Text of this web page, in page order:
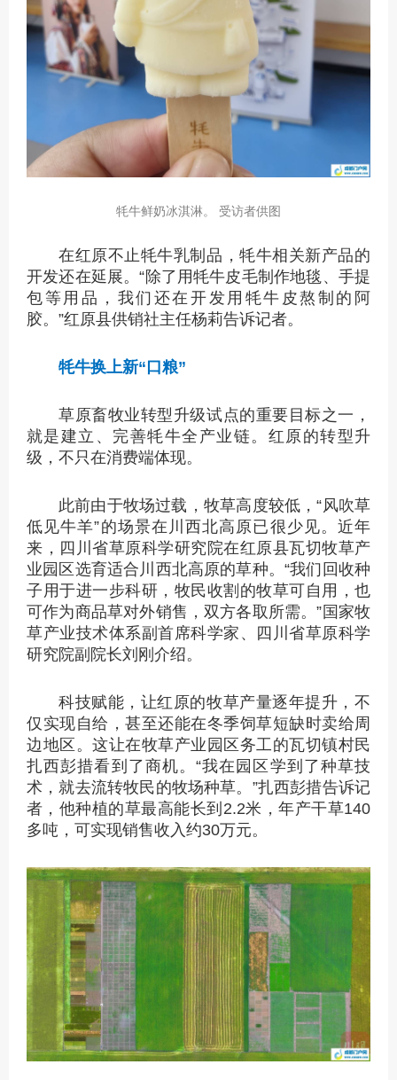
牦牛鲜奶冰淇淋。 受访者供图
在红原不止牦牛乳制品，牦牛相关新产品的
开发还在延展。“除了用牦牛皮毛制作地毯、手提
包等用品，我们还在开发用牦牛皮熬制的阿
胶。”红原县供销社主任杨莉告诉记者。
牦牛换上新“口粮”
草原畜牧业转型升级试点的重要目标之一，
就是建立、完善牦牛全产业链。红原的转型升
级，不只在消费端体现。
此前由于牧场过载，牧草高度较低，“风吹草
低见牛羊”的场景在川西北高原已很少见。近年
来，四川省草原科学研究院在红原县瓦切牧草产
业园区选育适合川西北高原的草种。“我们回收种
子用于进一步科研，牧民收割的牧草可自用，也
可作为商品草对外销售，双方各取所需。”国家牧
草产业技术体系副首席科学家、四川省草原科学
研究院副院长刘刚介绍。
科技赋能，让红原的牧草产量逐年提升，不
仅实现自给，甚至还能在冬季饲草短缺时卖给周
边地区。这让在牧草产业园区务工的瓦切镇村民
扎西彭措看到了商机。“我在园区学到了种草技
术，就去流转牧民的牧场种草。”扎西彭措告诉记
者，他种植的草最高能长到2.2米，年产干草140
多吨，可实现销售收入约30万元。